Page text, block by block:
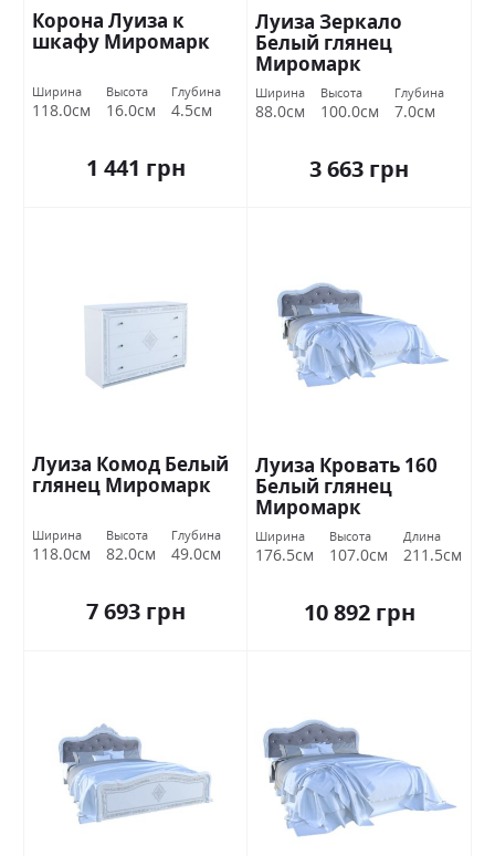
Корона Луиза к
шкафу Миромарк
Ширина
118.0см
Высота
16.0см
Глубина
4.5см
1 441 грн
Луиза Зеркало
Белый глянец
Миромарк
Ширина
88.0см
Высота
100.0см
Глубина
7.0см
3 663 грн
Луиза Комод Белый
глянец Миромарк
Ширина
118.0см
Высота
82.0см
Глубина
49.0см
7 693 грн
Луиза Кровать 160
Белый глянец
Миромарк
Ширина
176.5см
Высота
107.0см
Длина
211.5см
10 892 грн